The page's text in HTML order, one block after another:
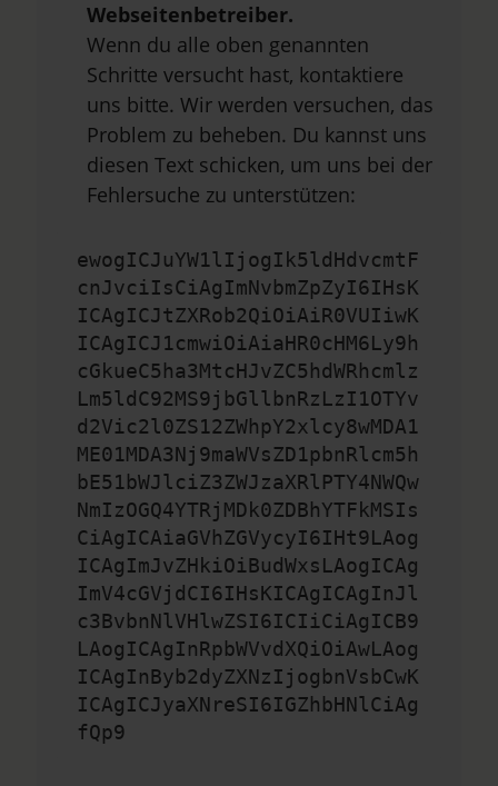
Webseitenbetreiber.
Wenn du alle oben genannten
Schritte versucht hast, kontaktiere
uns bitte. Wir werden versuchen, das
Problem zu beheben. Du kannst uns
diesen Text schicken, um uns bei der
Fehlersuche zu unterstützen:
ewogICJuYW1lIjogIk5ldHdvcmtF
cnJvciIsCiAgImNvbmZpZyI6IHsK
ICAgICJtZXRob2QiOiAiR0VUIiwK
ICAgICJ1cmwiOiAiaHR0cHM6Ly9h
cGkueC5ha3MtcHJvZC5hdWRhcmlz
Lm5ldC92MS9jbGllbnRzLzI1OTYv
d2Vic2l0ZS12ZWhpY2xlcy8wMDA1
ME01MDA3Nj9maWVsZD1pbnRlcm5h
bE51bWJlciZ3ZWJzaXRlPTY4NWQw
NmIzOGQ4YTRjMDk0ZDBhYTFkMSIs
CiAgICAiaGVhZGVycyI6IHt9LAog
ICAgImJvZHkiOiBudWxsLAogICAg
ImV4cGVjdCI6IHsKICAgICAgInJl
c3BvbnNlVHlwZSI6ICIiCiAgICB9
LAogICAgInRpbWVvdXQiOiAwLAog
ICAgInByb2dyZXNzIjogbnVsbCwK
ICAgICJyaXNreSI6IGZhbHNlCiAg
fQp9